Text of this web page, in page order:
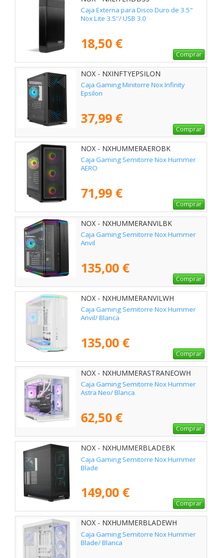
Caja Externa para Disco Duro de 3.5"
Nox Lite 3.5''/ USB 3.0
18,50 €
Comprar
NOX - NXINFTYEPSILON
Caja Gaming Minitorre Nox Infinity
Epsilon
37,99 €
Comprar
NOX - NXHUMMERAEROBK
Caja Gaming Semitorre Nox Hummer
AERO
71,99 €
Comprar
NOX - NXHUMMERANVILBK
Caja Gaming Semitorre Nox Hummer
Anvil
135,00 €
Comprar
NOX - NXHUMMERANVILWH
Caja Gaming Semitorre Nox Hummer
Anvil/ Blanca
135,00 €
Comprar
NOX - NXHUMMERASTRANEOWH
Caja Gaming Semitorre Nox Hummer
Astra Neo/ Blanca
62,50 €
Comprar
NOX - NXHUMMERBLADEBK
Caja Gaming Semitorre Nox Hummer
Blade
149,00 €
Comprar
NOX - NXHUMMERBLADEWH
Caja Gaming Semitorre Nox Hummer
Blade/ Blanca